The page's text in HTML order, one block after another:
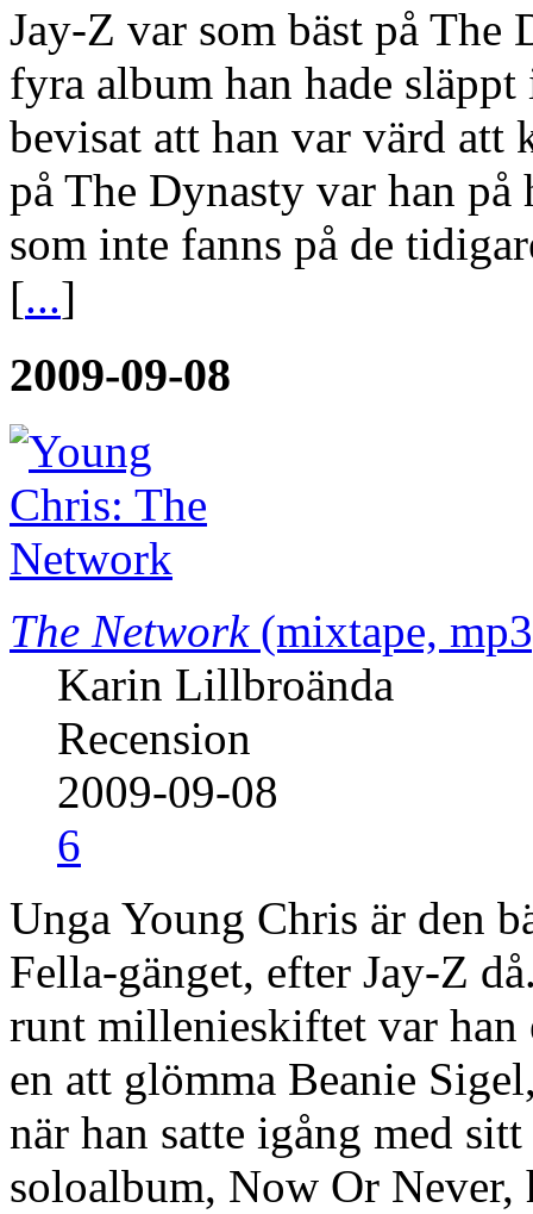
Jay-Z var som bäst på The
fyra album han hade
bevisat att han var värd att
på The Dynasty var han på
som inte fanns på de
[...]
2009-09-08
The Network(mixtape,
Karin Lillbroända
Recension
2009-09-08
6
Unga Young Chris är den
Fella-gänget, efter Jay-Z
runt millenieskiftet var han
en att glömma Beanie
när han satte igång med
soloalbum, Now Or